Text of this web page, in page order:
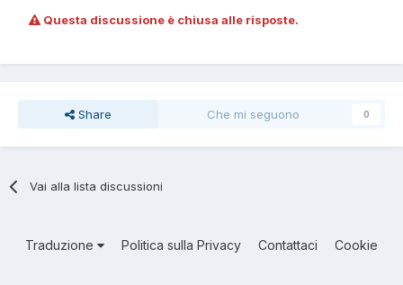
Questa discussione è chiusa alle risposte.
Share Che mi seguono 0
Vai alla lista discussioni
Traduzione Politica sulla Privacy Contattaci Cookie